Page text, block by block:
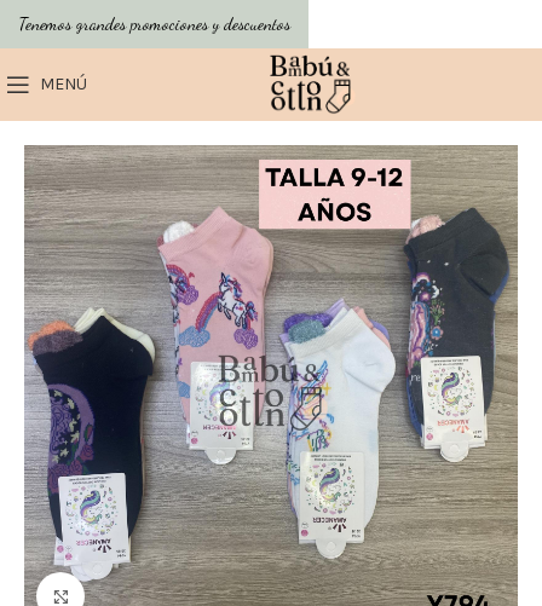
MENÚ
Haga Click para agrandar
Tenemos grandes promociones y descuentos